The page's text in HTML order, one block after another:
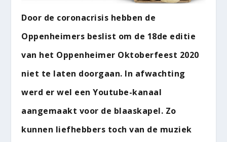
Door de coronacrisis hebben de
Oppenheimers beslist om de 18de editie
van het Oppenheimer Oktoberfeest 2020
niet te laten doorgaan. In afwachting
werd er wel een Youtube-kanaal
aangemaakt voor de blaaskapel. Zo
kunnen liefhebbers toch van de muziek